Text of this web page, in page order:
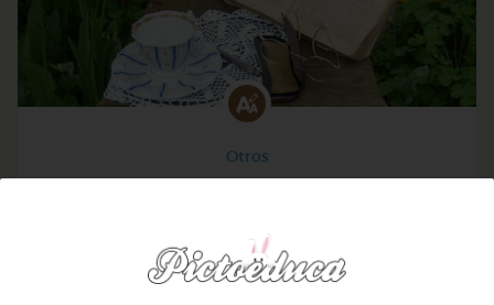
Otros
@Webparaelespanol